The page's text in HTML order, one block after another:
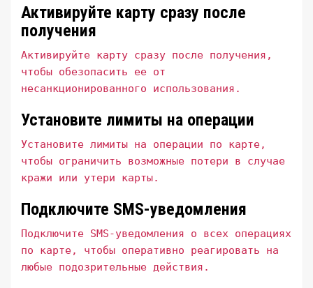
Активируйте карту сразу после
получения
Активируйте карту сразу после получения,
чтобы обезопасить ее от
несанкционированного использования.
Установите лимиты на операции
Установите лимиты на операции по карте,
чтобы ограничить возможные потери в случае
кражи или утери карты.
Подключите SMS-уведомления
Подключите SMS-уведомления о всех операциях
по карте, чтобы оперативно реагировать на
любые подозрительные действия.